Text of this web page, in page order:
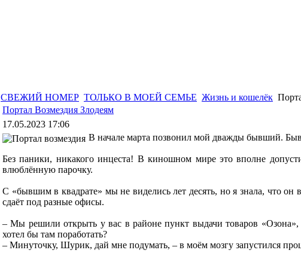
СВЕЖИЙ НОМЕР ТОЛЬКО В МОЕЙ СЕМЬЕ Жизнь и кошелёк
Портал Возмездия Злодеям
17.05.2023 17:06
В начале марта позвонил мой дважды бывший.
Без паники, никакого инцеста! В киношном мире это вполне
влюблённую парочку.
С «бывшим в квадрате» мы не виделись лет десять, но я знала, что
сдаёт под разные офисы.
– Мы решили открыть у вас в районе пункт выдачи товаров
хотел бы там поработать?
– Минуточку, Шурик, дай мне подумать, – в моём мозгу запустился